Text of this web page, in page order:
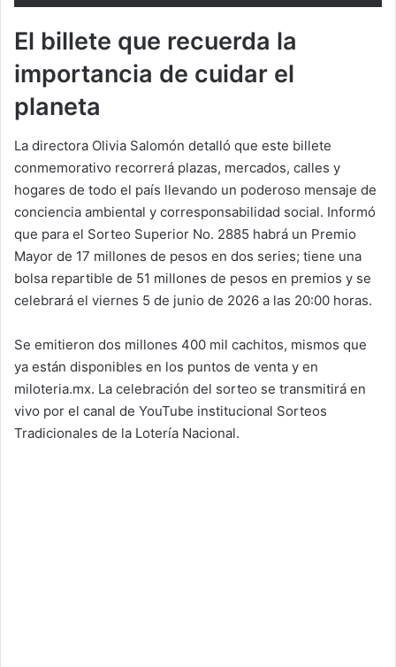
El billete que recuerda la
importancia de cuidar el
planeta
La directora Olivia Salomón detalló que este billete
conmemorativo recorrerá plazas, mercados, calles y
hogares de todo el país llevando un poderoso mensaje de
conciencia ambiental y corresponsabilidad social. Informó
que para el Sorteo Superior No. 2885 habrá un Premio
Mayor de 17 millones de pesos en dos series; tiene una
bolsa repartible de 51 millones de pesos en premios y se
celebrará el viernes 5 de junio de 2026 a las 20:00 horas.
Se emitieron dos millones 400 mil cachitos, mismos que
ya están disponibles en los puntos de venta y en
miloteria.mx. La celebración del sorteo se transmitirá en
vivo por el canal de YouTube institucional Sorteos
Tradicionales de la Lotería Nacional.